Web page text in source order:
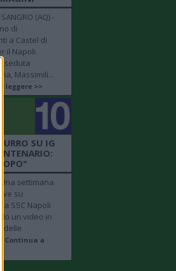
SANGRO (AQ) -
di
a Castel di
il Napoli.
seduta
Massimili...
leggere >>
SU IG
"Una settimana
su
la SSC Napoli
un video in
delle
Continua a